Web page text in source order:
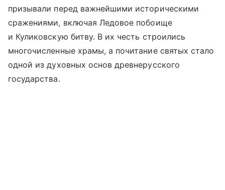
призывали перед важнейшими историческими
сражениями, включая Ледовое побоище
и Куликовскую битву. В их честь строились
многочисленные храмы, а почитание святых стало
одной из духовных основ древнерусского
государства.